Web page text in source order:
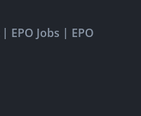
| EPO Jobs | EPO